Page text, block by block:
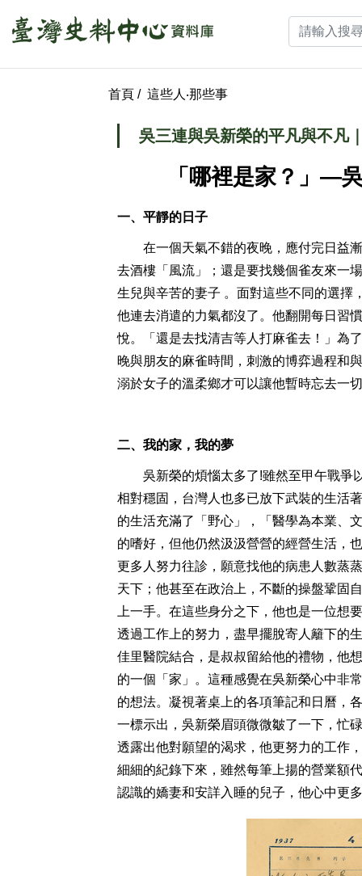
首頁 / 這些人‧那些事
吳三連與吳新榮的平凡與不凡
「哪裡是家？」—
一、平靜的日子
在一個天氣不錯的夜晚，應付完日益漸
去酒樓「風流」；還是要找幾個雀友來一
生兒與辛苦的妻子 。面對這些不同的選擇
他連去消遣的力氣都沒了。他翻開每日習
悅。「還是去找清吉等人打麻雀去！」為
晚與朋友的麻雀時間，刺激的博弈過程和
溺於女子的溫柔鄉才可以讓他暫時忘去一
二、我的家，我的夢
吳新榮的煩惱太多了!雖然至甲午戰爭
相對穩固，台灣人也多已放下武裝的生活
的生活充滿了「野心」，「醫學為本業、
的嗜好，但他仍然汲汲營營的經營生活，
更多人努力往診，願意找他的病患人數蒸
天下；他甚至在政治上，不斷的操盤鞏固
上一手。在這些身分之下，他也是一位想
透過工作上的努力，盡早擺脫寄人籬下的
佳里醫院結合，是叔叔留給他的禮物，他
的一個「家」。這種感覺在吳新榮心中非
的想法。凝視著桌上的各項筆記和日曆，
一標示出，吳新榮眉頭微微皺了一下，忙
透露出他對願望的渴求，他更努力的工作
細細的紀錄下來，雖然每筆上揚的營業額
認識的嬌妻和安詳入睡的兒子，他心中更